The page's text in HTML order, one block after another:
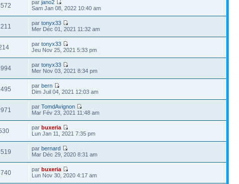
parjano2
Sam Jan 08, 2022 10:40 am
partonyx33
Mer Déc 01, 2021 11:32 am
partonyx33
Jeu Nov 25, 2021 5:33 pm
partonyx33
Mer Nov 03, 2021 8:34 pm
parbern
Dim Juil 04, 2021 12:03 am
parTomdAvignon
Mar Fév 23, 2021 11:48 am
parbuxeria
Lun Jan 11, 2021 7:35 pm
parbernard
Mar Déc 29, 2020 8:31 am
parbuxeria
Lun Nov 30, 2020 4:17 am